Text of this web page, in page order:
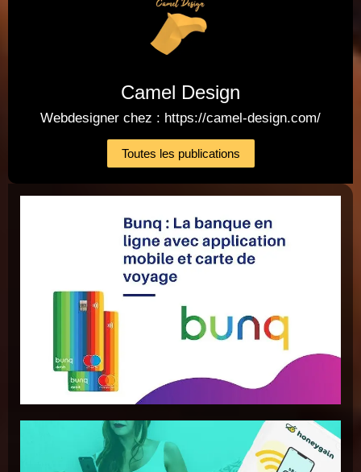
Camel Design
Webdesigner chez : https://camel-design.com/
Toutes les publications